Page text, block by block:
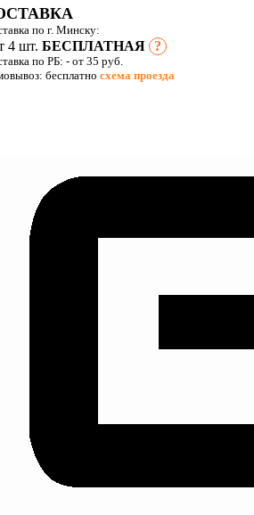
по г. Минску:
4 шт.БЕСПЛАТНАЯ ?
по РБ:- от 35 руб.
бесплатносхема проезда